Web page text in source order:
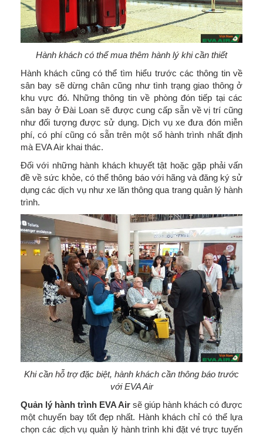
Hành khách có thể mua thêm hành lý khi cần thiết
Hành khách cũng có thể tìm hiểu trước các thông tin về
sân bay sẽ dừng chân cũng như tình trạng giao thông ở
khu vực đó. Những thông tin về phòng đón tiếp tại các
sân bay ở Đài Loan sẽ được cung cấp sẵn về vị trí cũng
như đối tượng được sử dụng. Dịch vụ xe đưa đón miễn
phí, có phí cũng có sẵn trên một số hành trình nhất định
mà EVA Air khai thác.
Đối với những hành khách khuyết tật hoặc gặp phải vấn
đề về sức khỏe, có thể thông báo với hãng và đăng ký sử
dụng các dịch vụ như xe lăn thông qua trang quản lý hành
trình.
Khi cần hỗ trợ đặc biệt, hành khách cần thông báo trước
với EVA Air
Quản lý hành trình EVA Air sẽ giúp hành khách có được
một chuyến bay tốt đẹp nhất. Hành khách chỉ có thể lựa
chọn các dịch vụ quản lý hành trình khi đặt vé trực tuyến